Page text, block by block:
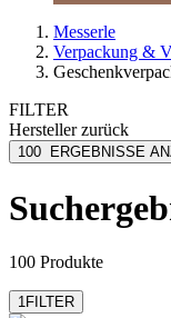
Messerle
Verpackung &
FILTER
Herstellerzurück
Egepack
Goldina
Halbach
mehr anzeigen
100 ERGEBNISSE
100 Produkte
1FILTER